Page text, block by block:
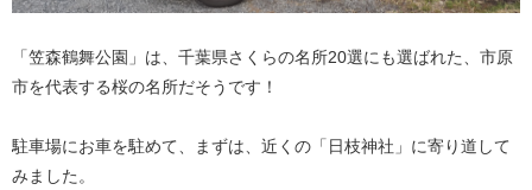
「笠森鶴舞公園」は、千葉県さくらの名所20選にも選ばれた、市原
市を代表する桜の名所だそうです！
駐車場にお車を駐めて、まずは、近くの「日枝神社」に寄り道して
みました。